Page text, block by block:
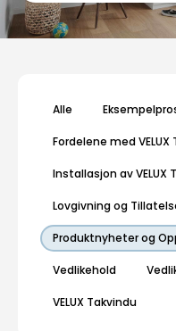
Alle
Fordelene med
Installasjon av VELUX
Lovgivning og
Produktnyheter og
Vedlikehold
VELUX Takvindu